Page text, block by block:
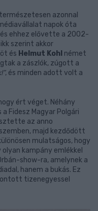
azonnal
napok óta
ehhez elővette a 2002-
szerint akkor
és Helmut Kohl német
a zászlók, zúgott a
, és minden adott volt a
ért véget. Néhány
Fidesz Magyar Polgári
az anno
majd kezdődött
mulatságos, hogy
kampány emlékkel
show-ra, amelynek a
hanem a bukás. Ez
tizenegyessel